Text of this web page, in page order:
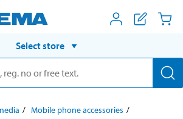
Select store
Mobile phone accessories